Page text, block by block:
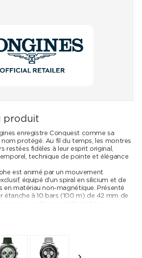
produit
enregistre Conquest comme sa
protégé. Au fil du temps, les montres
restées fidèles à leur esprit original,
technique de pointe et élégance
est animé par un mouvement
équipé d’un spiral en silicium et de
en matériau non-magnétique. Présenté
étanche à 10 bars (100 m) de 42 mm de
appliqués, au bénéfice d’un traitement
couleur verte de la lunette